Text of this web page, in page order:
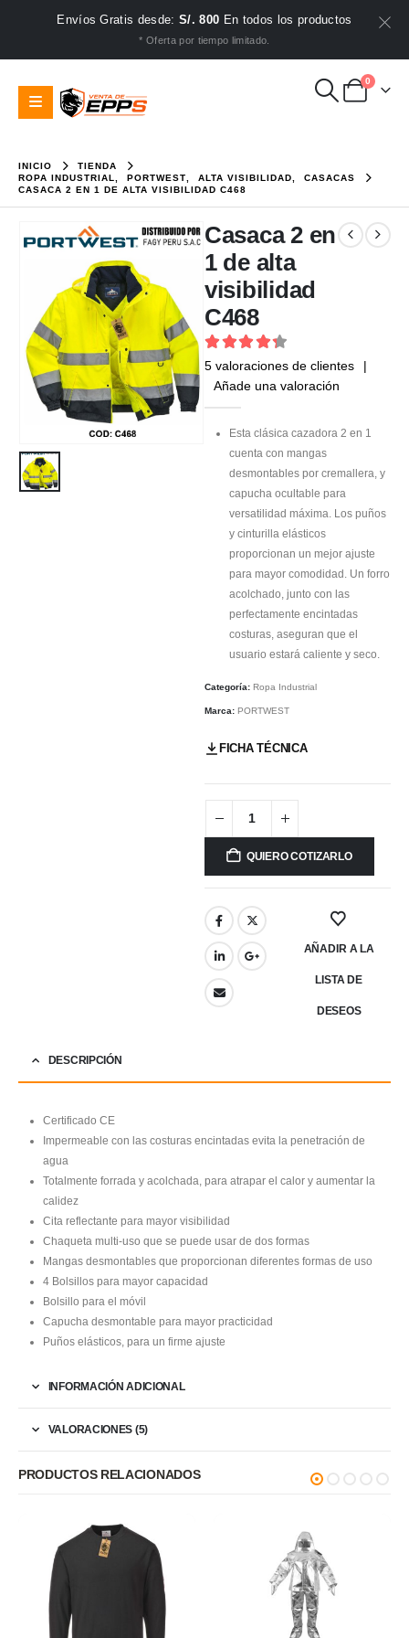
Envíos Gratis desde:S/. 800 En todos los productos
* Oferta por tiempo limitado.
0
INICIO
TIENDA
ROPA INDUSTRIAL
PORTWEST ALTA VISIBILIDAD
CASACAS
CASACA 2 EN 1 DE ALTA VISIBILIDAD C468
Casaca 2 en
1 de alta
visibilidad
C468
4.4out of 5
5 valoraciones de clientes
|
Añade una valoración
Esta clásica cazadora 2 en 1
cuenta con mangas
desmontables por cremallera, y
capucha ocultable para
versatilidad máxima. Los puños
y cinturilla elásticos
proporcionan un mejor ajuste
para mayor comodidad. Un forro
acolchado, junto con las
perfectamente encintadas
costuras, aseguran que el
usuario estará caliente y seco.
Categoría: Ropa Industrial
Marca: PORTWEST
FICHA TÉCNICA
QUIERO COTIZARLO
AÑADIR A LA
LISTA DE
DESEOS
DESCRIPCIÓN
Certificado CE
Impermeable con las costuras encintadas evita la penetración de
agua
Totalmente forrada y acolchada, para atrapar el calor y aumentar la
calidez
Cita reflectante para mayor visibilidad
Chaqueta multi-uso que se puede usar de dos formas
Mangas desmontables que proporcionan diferentes formas de uso
4 Bolsillos para mayor capacidad
Bolsillo para el móvil
Capucha desmontable para mayor practicidad
Puños elásticos, para un firme ajuste
INFORMACIÓN ADICIONAL
VALORACIONES (5)
PRODUCTOS RELACIONADOS